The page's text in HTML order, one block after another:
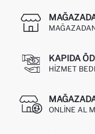
KAPIDA
HIZMET
ONLINE AL